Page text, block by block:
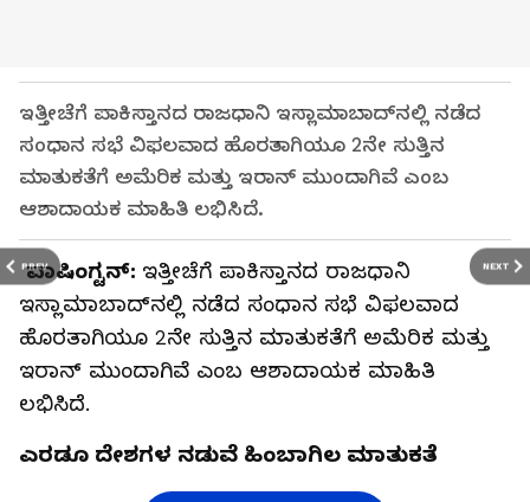
PREV NEXT
ಇತ್ತೀಚೆಗೆ ಪಾಕಿಸ್ತಾನದ ರಾಜಧಾನಿ ಇಸ್ಲಾಮಾಬಾದ್‌ನಲ್ಲಿ ನಡೆದ
ಸಂಧಾನ ಸಭೆ ವಿಫಲವಾದ ಹೊರತಾಗಿಯೂ 2ನೇ ಸುತ್ತಿನ
ಮಾತುಕತೆಗೆ ಅಮೆರಿಕ ಮತ್ತು ಇರಾನ್‌ ಮುಂದಾಗಿವೆ ಎಂಬ
ಆಶಾದಾಯಕ ಮಾಹಿತಿ ಲಭಿಸಿದೆ.
ವಾಷಿಂಗ್ಟನ್‌: ಇತ್ತೀಚೆಗೆ ಪಾಕಿಸ್ತಾನದ ರಾಜಧಾನಿ
ಇಸ್ಲಾಮಾಬಾದ್‌ನಲ್ಲಿ ನಡೆದ ಸಂಧಾನ ಸಭೆ ವಿಫಲವಾದ
ಹೊರತಾಗಿಯೂ 2ನೇ ಸುತ್ತಿನ ಮಾತುಕತೆಗೆ ಅಮೆರಿಕ ಮತ್ತು
ಇರಾನ್‌ ಮುಂದಾಗಿವೆ ಎಂಬ ಆಶಾದಾಯಕ ಮಾಹಿತಿ
ಲಭಿಸಿದೆ.
ಎರಡೂ ದೇಶಗಳ ನಡುವೆ ಹಿಂಬಾಗಿಲ ಮಾತುಕತೆ